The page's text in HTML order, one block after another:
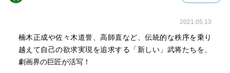
2021.05.13
楠木正成や佐々木道誉、高師直など、伝統的な秩序を乗り
越えて自己の欲求実現を追求する「新しい」武将たちを、
劇画界の巨匠が活写！